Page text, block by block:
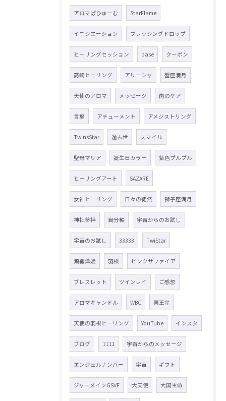
アロマぱひゅーむ StarFlame
イニシエーション ブレッシングドロップ
ヒーリングセッション base クーポン
高崎ヒーリング アリーシャ 蟹座満月
天使のアロマ メッセージ 歯のケア
言葉 アチューメント アメジストリング
TwinsStar 過去世 スマイル
聖母マリア 誕生日カラー 紫色プルプル
ヒーリングアート SAZARE
女神ヒーリング 日々の徒然 獅子座満月
神社参拝 自分軸 宇宙からのお試し
宇宙のお試し 33333 TwiStar
瀬織津姫 羽根 ピンクサファイア
ブレスレット ツインレイ ご感想
アロマキャンドル WBC 冥王星
天使の羽根ヒーリング YouTube インスタ
ブログ 1111 宇宙からのメッセージ
エンジェルナンバー 宇宙 ギフト
ジャーメインGSVF 大天使 大国主命